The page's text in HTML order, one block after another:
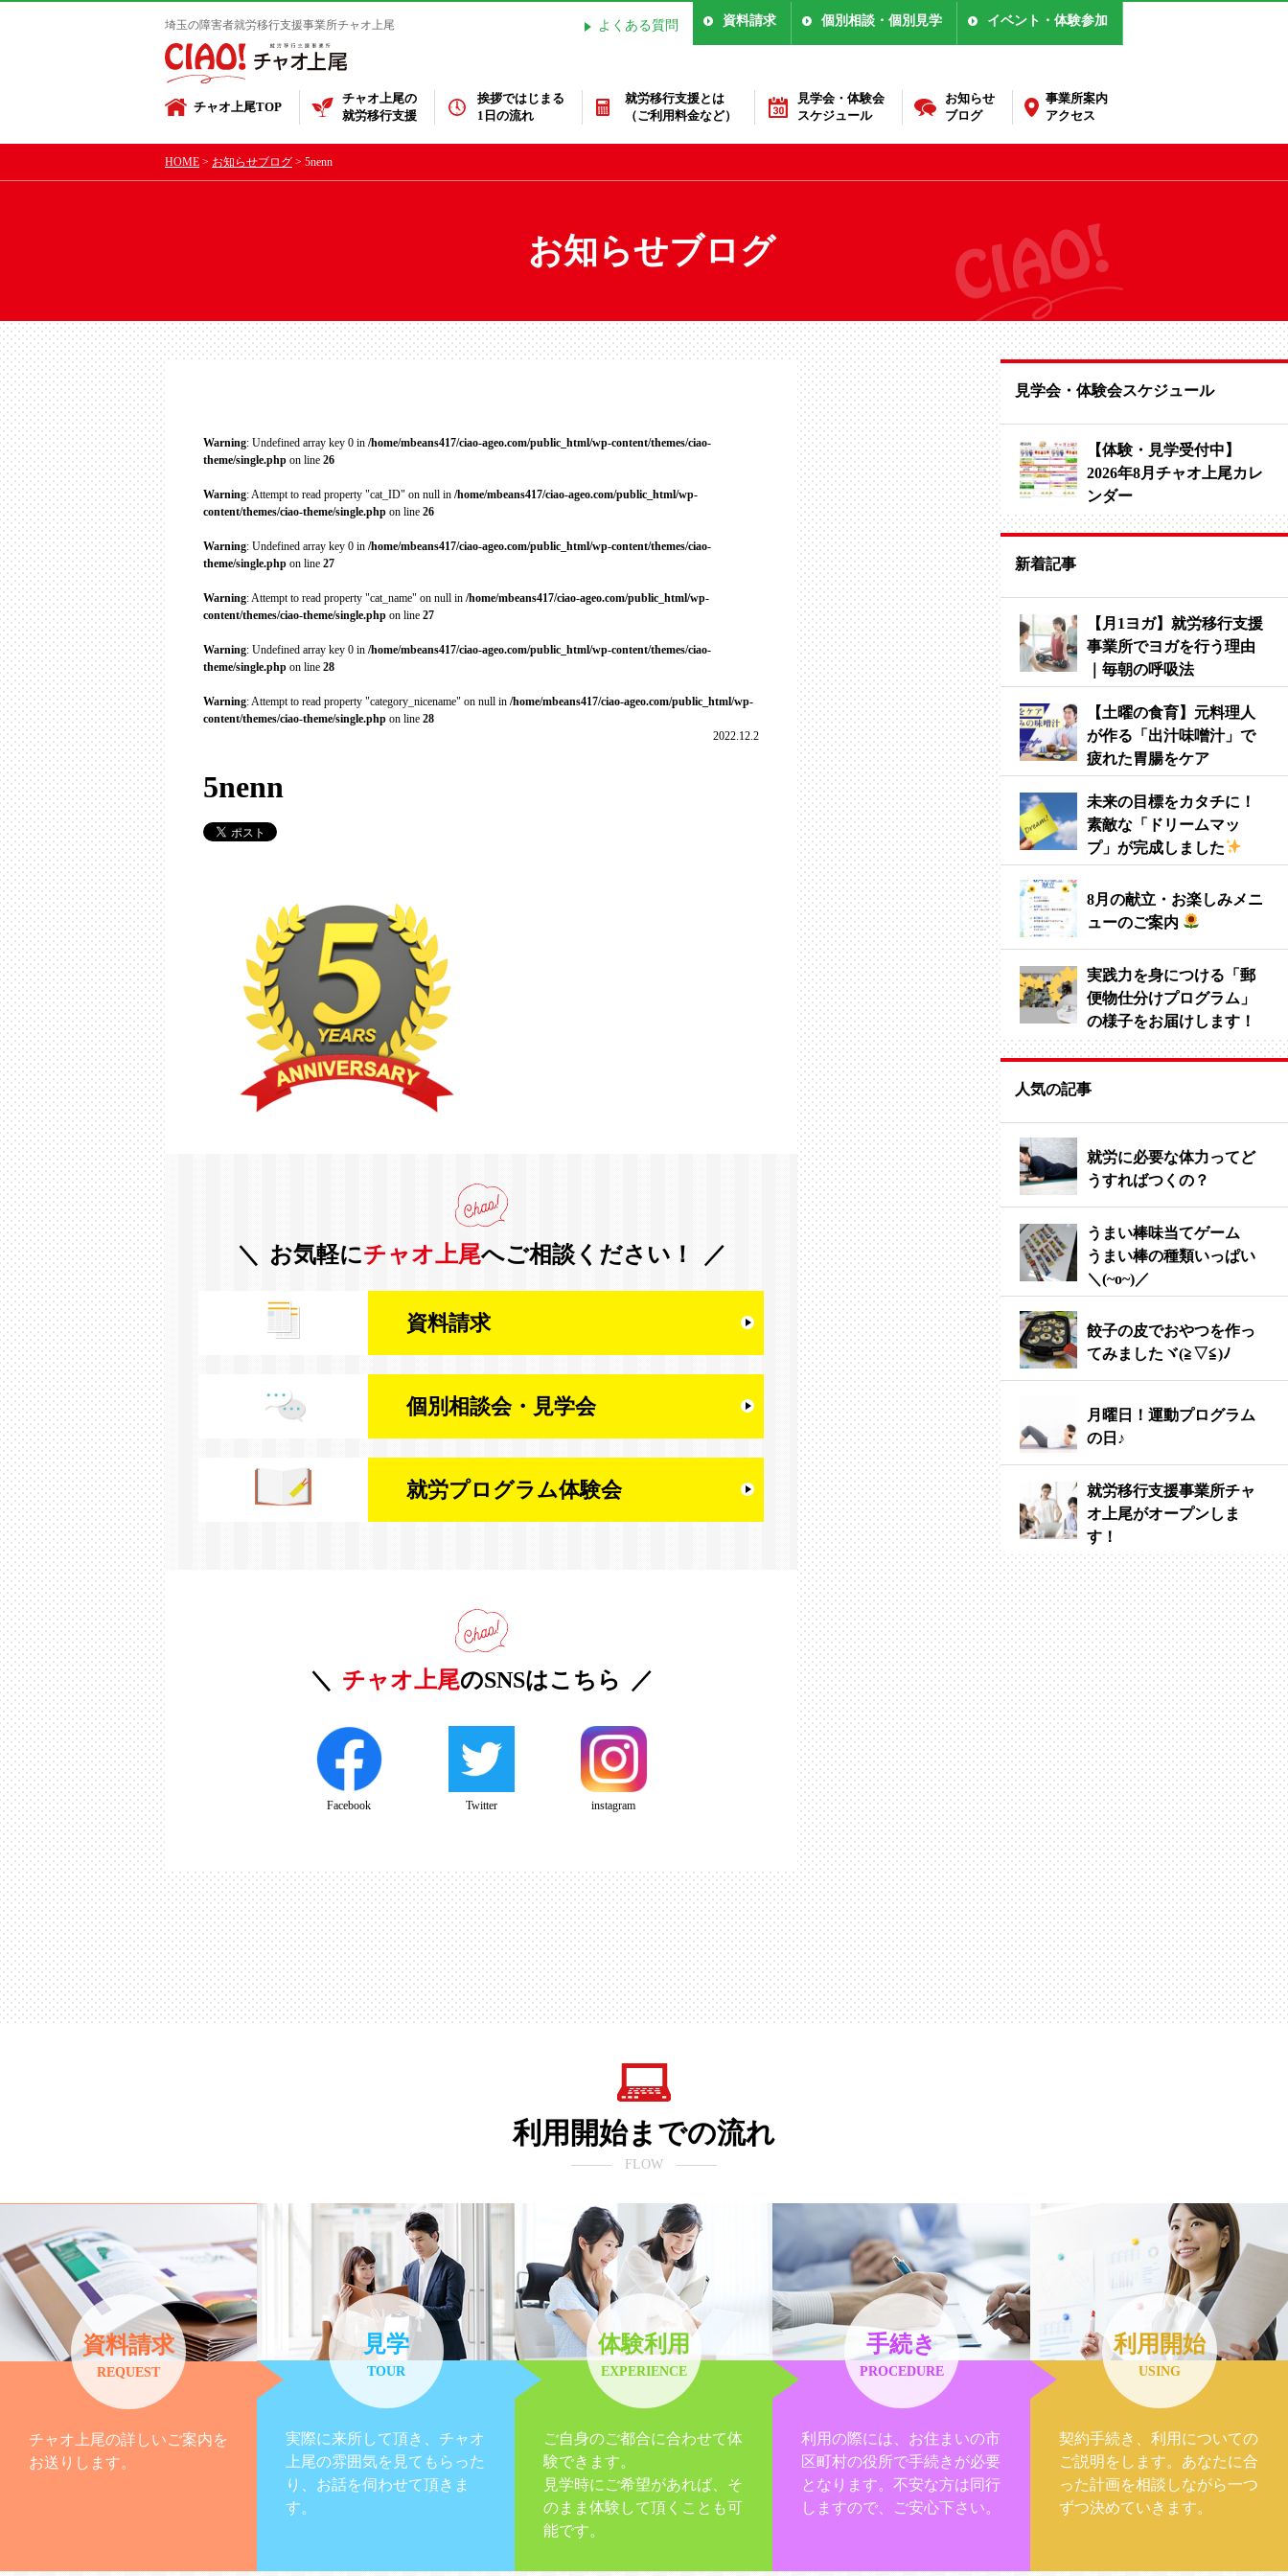
埼玉の障害者就労移行支援事業所チャオ上尾 よくある質問 資料請求 個別相談・個別見学 イベント・体験参加
チャオ上尾TOP
チャオ上尾の
就労移行支援
挨拶ではじまる
1日の流れ
就労移行支援とは
（ご利用料金など）
見学会・体験会
スケジュール
お知らせ
ブログ
事業所案内
アクセス
HOME お知らせブログ 5nenn
お知らせブログ
Warning: Undefined array key 0 in /home/mbeans417/ciao-ageo.com/public_html/wp-content/themes/ciao-
theme/single.php on line 26
Warning: Attempt to read property "cat_ID" on null in /home/mbeans417/ciao-ageo.com/public_html/wp-
content/themes/ciao-theme/single.php on line 26
Warning: Undefined array key 0 in /home/mbeans417/ciao-ageo.com/public_html/wp-content/themes/ciao-
theme/single.php on line 27
Warning: Attempt to read property "cat_name" on null in /home/mbeans417/ciao-ageo.com/public_html/wp-
content/themes/ciao-theme/single.php on line 27
Warning: Undefined array key 0 in /home/mbeans417/ciao-ageo.com/public_html/wp-content/themes/ciao-
theme/single.php on line 28
Warning: Attempt to read property "category_nicename" on null in /home/mbeans417/ciao-ageo.com/public_html/wp-
content/themes/ciao-theme/single.php on line 28
2022.12.2
5nenn
お気軽にチャオ上尾へご相談ください！
資料請求
個別相談会・ 見学会
就労プログラム体験会
チャオ上尾のSNSはこちら
Facebook Twitter instagram
見学会・体験会スケジュール
【体験・見学受付中】
2026年8月チャオ上尾カレ
ンダー
新着記事
【月1ヨガ】就労移行支援
事業所でヨガを行う理由
｜毎朝の呼吸法
【土曜の食育】元料理人
が作る「出汁味噌汁」で
疲れた胃腸をケア
未来の目標をカタチに！
素敵な「ドリームマッ
プ」が完成しました
8月の献立・お楽しみメニ
ューのご案内
実践力を身につける「郵
便物仕分けプログラム」
の様子をお届けします！
人気の記事
就労に必要な体力ってど
うすればつくの？
うまい棒味当てゲーム
うまい棒の種類いっぱい
＼(~o~)／
餃子の皮でおやつを作っ
てみましたヾ(≧▽≦)ﾉ
月曜日！運動プログラム
の日♪
就労移行支援事業所チャ
オ上尾がオープンしま
す！
利用開始までの流れ
――― FLOW ―――
資料請求
REQUEST
チャオ上尾の詳しいご案内を
お送りします。
見学
TOUR
実際に来所して頂き、チャオ
上尾の雰囲気を見てもらった
り、お話を伺わせて頂きま
す。
体験利用
EXPERIENCE
ご自身のご都合に合わせて体
験できます。
見学時にご希望があれば、そ
のまま体験して頂くことも可
能です。
手続き
PROCEDURE
利用の際には、お住まいの市
区町村の役所で手続きが必要
となります。不安な方は同行
しますので、ご安心下さい。
利用開始
USING
契約手続き、利用についての
ご説明をします。あなたに合
った計画を相談しながら一つ
ずつ決めていきます。